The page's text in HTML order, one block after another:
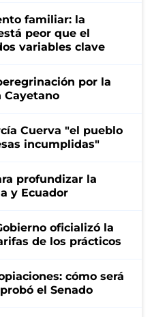
familiar: la
peor que el
variables clave
por la
Cayetano
Cuerva "el pueblo
incumplidas"
profundizar la
y Ecuador
oficializó la
de los prácticos
cómo será
el Senado